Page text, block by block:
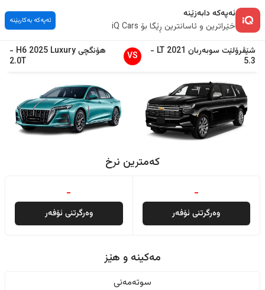
ئەپەکە دابەزێنە
خێراترین و ئاسانترین ڕێگا بۆ iQ Cars
ئەپەکە بەکاربێنە
شێڤرۆلێت سوبەربان 2021
LT
-
5.3
VS هۆنگچی H6 2025 Luxury
-
2.0T
کەمترین نرخ
-
وەرگرتنی ئۆفەر
-
وەرگرتنی ئۆفەر
مەکینە و هێز
سوتەمەنی